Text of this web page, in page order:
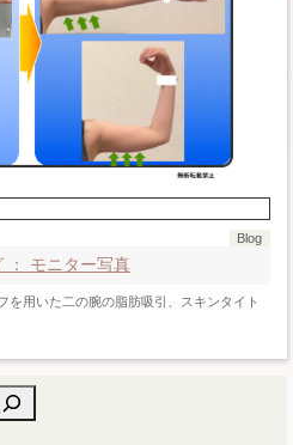
Blog
： モニター写真
を用いた二の腕の脂肪吸引、スキンタイト